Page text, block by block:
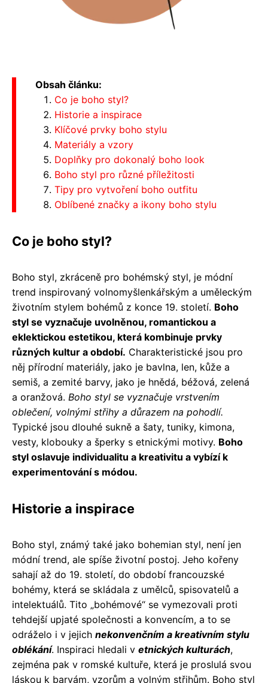
Obsah článku:
Co je boho styl?
Historie a inspirace
Klíčové prvky boho stylu
Materiály a vzory
Doplňky pro dokonalý boho look
Boho styl pro různé příležitosti
Tipy pro vytvoření boho outfitu
Oblíbené značky a ikony boho stylu
Co je boho styl?
Boho styl, zkráceně pro bohémský styl, je módní
trend inspirovaný volnomyšlenkářským a uměleckým
životním stylem bohémů z konce 19. století. Boho
styl se vyznačuje uvolněnou, romantickou a
eklektickou estetikou, která kombinuje prvky
různých kultur a období. Charakteristické jsou pro
něj přírodní materiály, jako je bavlna, len, kůže a
semiš, a zemité barvy, jako je hnědá, béžová, zelená
a oranžová. Boho styl se vyznačuje vrstvením
oblečení, volnými střihy a důrazem na pohodlí.
Typické jsou dlouhé sukně a šaty, tuniky, kimona,
vesty, klobouky a šperky s etnickými motivy. Boho
styl oslavuje individualitu a kreativitu a vybízí k
experimentování s módou.
Historie a inspirace
Boho styl, známý také jako bohemian styl, není jen
módní trend, ale spíše životní postoj. Jeho kořeny
sahají až do 19. století, do období francouzské
bohémy, která se skládala z umělců, spisovatelů a
intelektuálů. Tito „bohémové“ se vymezovali proti
tehdejší upjaté společnosti a konvencím, a to se
odráželo i v jejich nekonvenčním a kreativním stylu
oblékání. Inspiraci hledali v etnických kulturách,
zejména pak v romské kultuře, která je proslulá svou
láskou k barvám, vzorům a volným střihům. Boho styl